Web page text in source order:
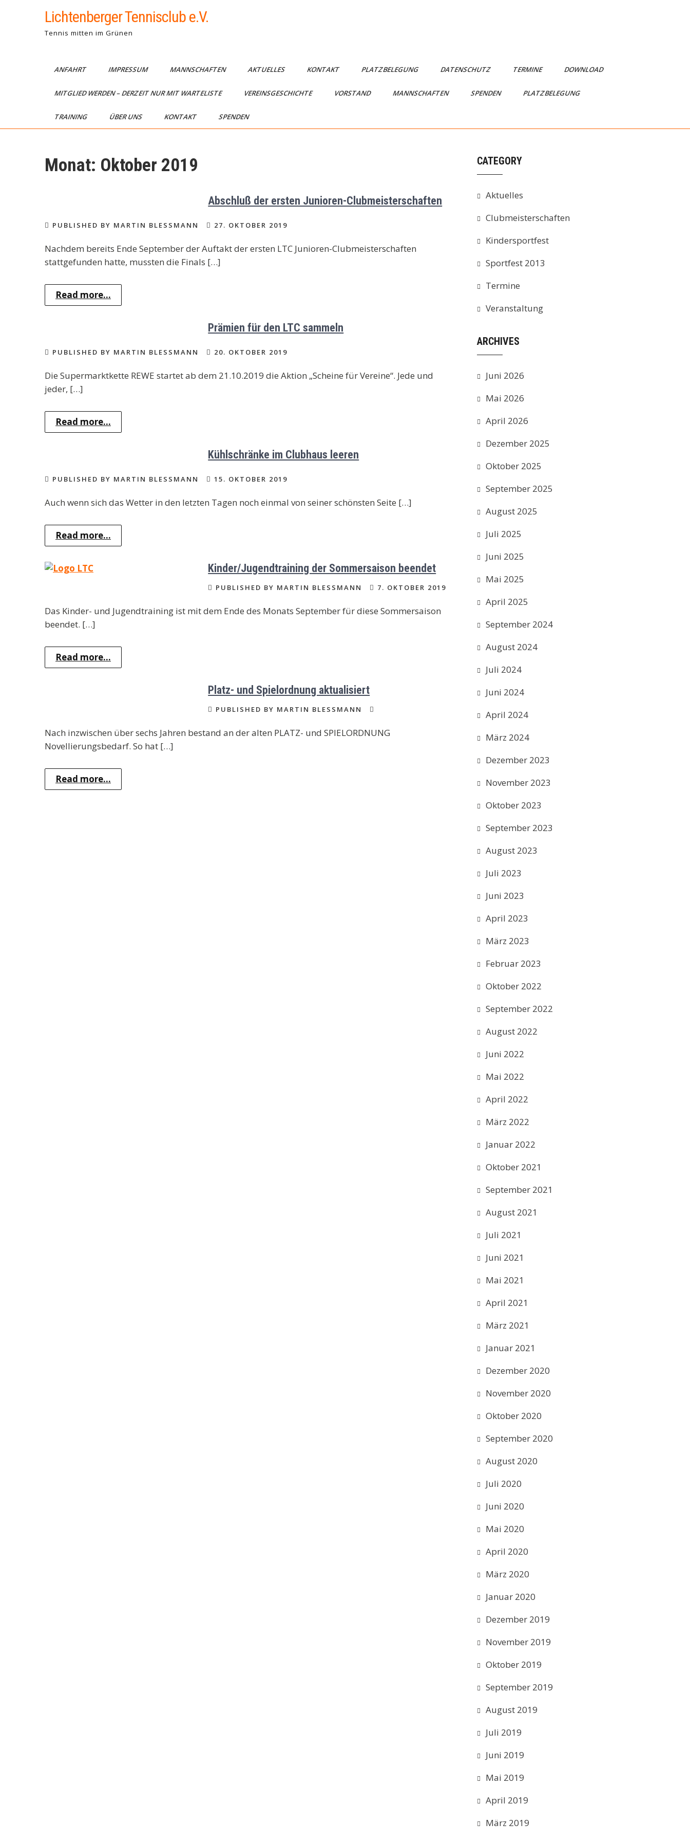
Lichtenberger Tennisclub e.V.
Tennis mitten im Grünen
ANFAHRT IMPRESSUM MANNSCHAFTEN AKTUELLES KONTAKT PLATZBELEGUNG DATENSCHUTZ TERMINE DOWNLOAD
MITGLIED WERDEN – DERZEIT NUR MIT WARTELISTE VEREINSGESCHICHTE VORSTAND MANNSCHAFTEN SPENDEN PLATZBELEGUNG
TRAINING ÜBER UNS KONTAKT SPENDEN
Monat: Oktober 2019
Abschluß der ersten Junioren-Clubmeisterschaften
PUBLISHED BY MARTIN BLESSMANN 27. OKTOBER 2019
Nachdem bereits Ende September der Auftakt der ersten LTC Junioren-Clubmeisterschaften
stattgefunden hatte, mussten die Finals […]
Read more...
Prämien für den LTC sammeln
PUBLISHED BY MARTIN BLESSMANN 20. OKTOBER 2019
Die Supermarktkette REWE startet ab dem 21.10.2019 die Aktion „Scheine für Vereine“. Jede und
jeder, […]
Read more...
Kühlschränke im Clubhaus leeren
PUBLISHED BY MARTIN BLESSMANN 15. OKTOBER 2019
Auch wenn sich das Wetter in den letzten Tagen noch einmal von seiner schönsten Seite […]
Read more...
Kinder/Jugendtraining der Sommersaison beendet
PUBLISHED BY MARTIN BLESSMANN 7. OKTOBER 2019
Das Kinder- und Jugendtraining ist mit dem Ende des Monats September für diese Sommersaison
beendet. […]
Read more...
Platz- und Spielordnung aktualisiert
PUBLISHED BY MARTIN BLESSMANN
Nach inzwischen über sechs Jahren bestand an der alten PLATZ- und SPIELORDNUNG
Novellierungsbedarf. So hat […]
Read more...
CATEGORY
Aktuelles
Clubmeisterschaften
Kindersportfest
Sportfest 2013
Termine
Veranstaltung
ARCHIVES
Juni 2026
Mai 2026
April 2026
Dezember 2025
Oktober 2025
September 2025
August 2025
Juli 2025
Juni 2025
Mai 2025
April 2025
September 2024
August 2024
Juli 2024
Juni 2024
April 2024
März 2024
Dezember 2023
November 2023
Oktober 2023
September 2023
August 2023
Juli 2023
Juni 2023
April 2023
März 2023
Februar 2023
Oktober 2022
September 2022
August 2022
Juni 2022
Mai 2022
April 2022
März 2022
Januar 2022
Oktober 2021
September 2021
August 2021
Juli 2021
Juni 2021
Mai 2021
April 2021
März 2021
Januar 2021
Dezember 2020
November 2020
Oktober 2020
September 2020
August 2020
Juli 2020
Juni 2020
Mai 2020
April 2020
März 2020
Januar 2020
Dezember 2019
November 2019
Oktober 2019
September 2019
August 2019
Juli 2019
Juni 2019
Mai 2019
April 2019
März 2019